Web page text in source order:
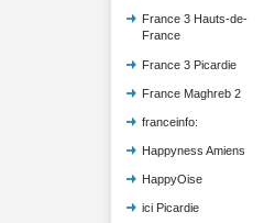
France 3 Hauts-de-
France
France 3 Picardie
France Maghreb 2
franceinfo:
Happyness Amiens
HappyOise
ici Picardie